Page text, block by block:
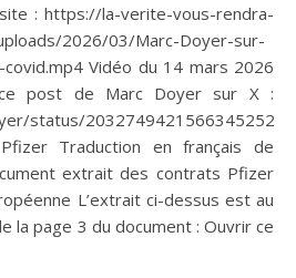
: https://la-verite-vous-rendra-
2026/03/Marc-Doyer-sur-
Vidéo du 14 mars 2026
post de Marc Doyer sur X :
status/2032749421566345252
Traduction en français de
extrait des contrats Pfizer
L’extrait ci-dessus est au
la page 3 du document : Ouvrir ce